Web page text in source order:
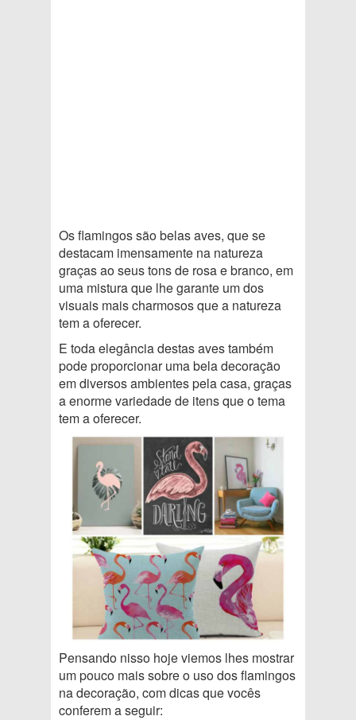
Os flamingos são belas aves, que se
destacam imensamente na natureza
graças ao seus tons de rosa e branco, em
uma mistura que lhe garante um dos
visuais mais charmosos que a natureza
tem a oferecer.
E toda elegância destas aves também
pode proporcionar uma bela decoração
em diversos ambientes pela casa, graças
a enorme variedade de itens que o tema
tem a oferecer.
Pensando nisso hoje viemos lhes mostrar
um pouco mais sobre o uso dos flamingos
na decoração, com dicas que vocês
conferem a seguir: